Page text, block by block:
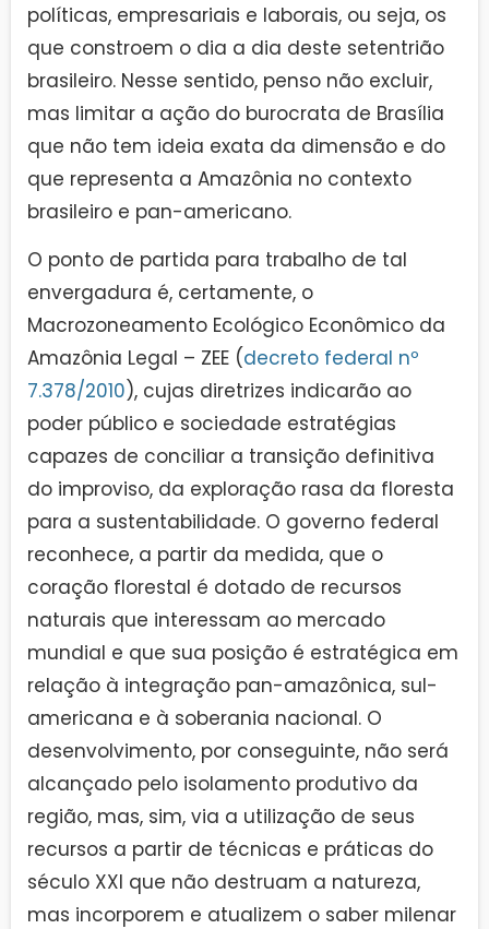
políticas, empresariais e laborais, ou seja, os
que constroem o dia a dia deste setentrião
brasileiro. Nesse sentido, penso não excluir,
mas limitar a ação do burocrata de Brasília
que não tem ideia exata da dimensão e do
que representa a Amazônia no contexto
brasileiro e pan-americano.
O ponto de partida para trabalho de tal
envergadura é, certamente, o
Macrozoneamento Ecológico Econômico da
Amazônia Legal – ZEE (decreto federal nº
7.378/2010), cujas diretrizes indicarão ao
poder público e sociedade estratégias
capazes de conciliar a transição definitiva
do improviso, da exploração rasa da floresta
para a sustentabilidade. O governo federal
reconhece, a partir da medida, que o
coração florestal é dotado de recursos
naturais que interessam ao mercado
mundial e que sua posição é estratégica em
relação à integração pan-amazônica, sul-
americana e à soberania nacional. O
desenvolvimento, por conseguinte, não será
alcançado pelo isolamento produtivo da
região, mas, sim, via a utilização de seus
recursos a partir de técnicas e práticas do
século XXI que não destruam a natureza,
mas incorporem e atualizem o saber milenar